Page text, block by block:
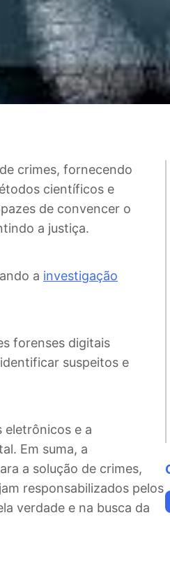
crimes, fornecendo
científicos e
de convencer o
a justiça.
a investigação
forenses digitais
suspeitos e
eletrônicos e a
Em suma, a
a solução de crimes,
responsabilizados pelos
verdade e na busca da